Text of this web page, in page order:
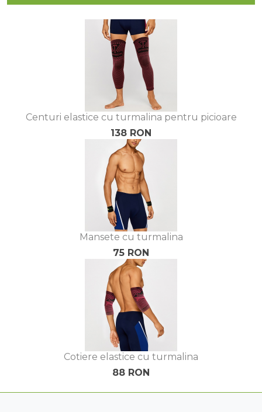
Centuri elastice cu turmalina pentru picioare
138 RON
Mansete cu turmalina
75 RON
Cotiere elastice cu turmalina
88 RON